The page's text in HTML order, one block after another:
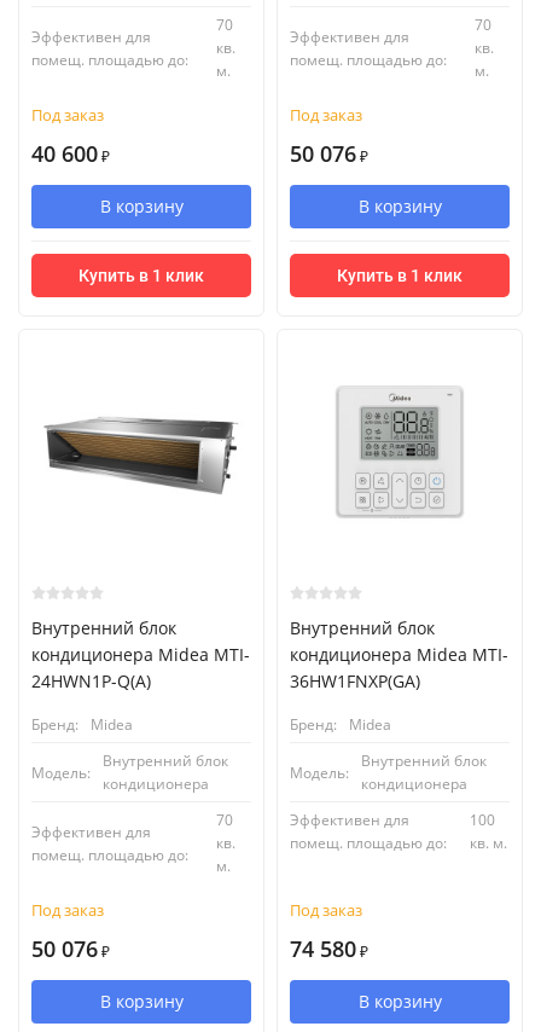
Эффективен для
помещ. площадью до:
70
кв.
м.
Под заказ
40 600 ₽
В корзину
Купить в 1 клик
Эффективен для
помещ. площадью до:
70
кв.
м.
Под заказ
50 076 ₽
В корзину
Купить в 1 клик
Внутренний блок
кондиционера Midea MTI-
24HWN1P-Q(A)
Бренд: Midea
Модель:
Внутренний блок
кондиционера
Эффективен для
помещ. площадью до:
70
кв.
м.
Под заказ
50 076 ₽
В корзину
Внутренний блок
кондиционера Midea MTI-
36HW1FNXP(GA)
Бренд: Midea
Модель:
Внутренний блок
кондиционера
Эффективен для
помещ. площадью до:
100
кв. м.
Под заказ
74 580 ₽
В корзину